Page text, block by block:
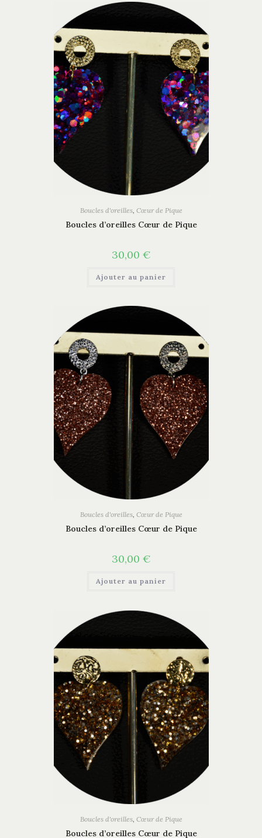
Boucles d'oreilles, Cœur de Pique
Boucles d’oreilles Cœur de Pique
30,00 €
Ajouter au panier
Boucles d'oreilles, Cœur de Pique
Boucles d’oreilles Cœur de Pique
30,00 €
Ajouter au panier
Boucles d'oreilles, Cœur de Pique
Boucles d’oreilles Cœur de Pique